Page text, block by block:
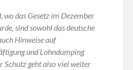
wo das Gesetz im Dezember
sind sowohl das deutsche
Hinweise auf
und Lohndumping
Schutz geht also viel weiter